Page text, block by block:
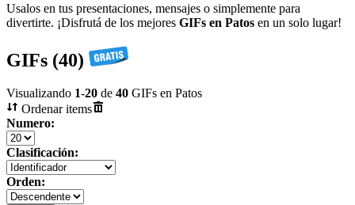
Usalos en tus presentaciones, mensajes o simplemente para
divertirte. ¡Disfrutá de los mejores GIFs en Patos en un solo lugar!
GIFs (40)
Visualizando 1-20 de 40 GIFs en Patos
Ordenar items
Numero:
Clasificación:
Orden: